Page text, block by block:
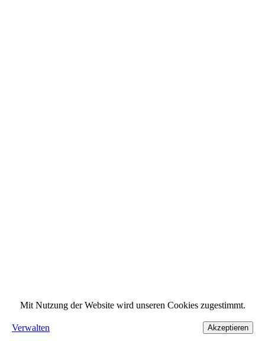
Mit Nutzung der Website wird unseren Cookies zugestimmt.
Verwalten Akzeptieren